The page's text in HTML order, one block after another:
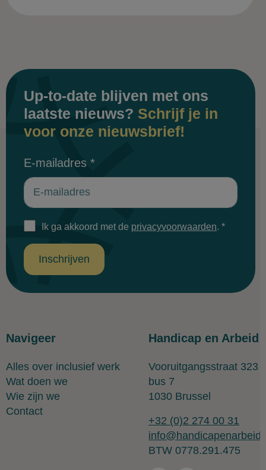
Up-to-date blijven met ons
laatste nieuws? Schrijf je in
voor onze nieuwsbrief!
E-mailadres *
Ik ga akkoord met de privacyvoorwaarden. *
Inschrijven
Navigeer
Alles over inclusief werk
Wat doen we
Wie zijn we
Contact
Handicap en Arbeid
Vooruitgangsstraat 323
bus 7
1030 Brussel
+32 (0)2 274 00 31
BTW 0778.291.475